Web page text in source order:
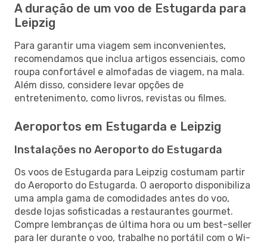
A duração de um voo de Estugarda para
Leipzig
Para garantir uma viagem sem inconvenientes,
recomendamos que inclua artigos essenciais, como
roupa confortável e almofadas de viagem, na mala.
Além disso, considere levar opções de
entretenimento, como livros, revistas ou filmes.
Aeroportos em Estugarda e Leipzig
Instalações no Aeroporto do Estugarda
Os voos de Estugarda para Leipzig costumam partir
do Aeroporto do Estugarda. O aeroporto disponibiliza
uma ampla gama de comodidades antes do voo,
desde lojas sofisticadas a restaurantes gourmet.
Compre lembranças de última hora ou um best-seller
para ler durante o voo, trabalhe no portátil com o Wi-